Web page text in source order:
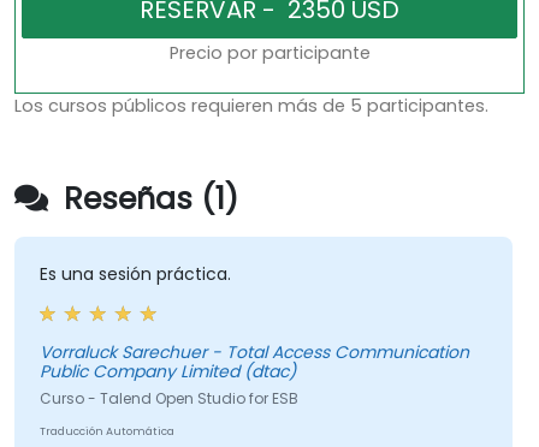
Precio por participante
Los cursos públicos requieren más de 5 participantes.
Reseñas (1)
Es una sesión práctica.
Vorraluck Sarechuer - Total Access Communication
Public Company Limited (dtac)
Curso - Talend Open Studio for ESB
Traducción Automática